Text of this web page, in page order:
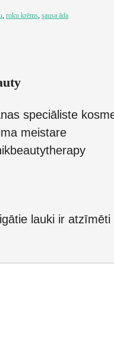
, roku krēms, sausa āda
speciāliste
meistare
lauki ir atzīmēti